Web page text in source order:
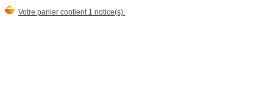
Votre panier contient 1 notice(s).